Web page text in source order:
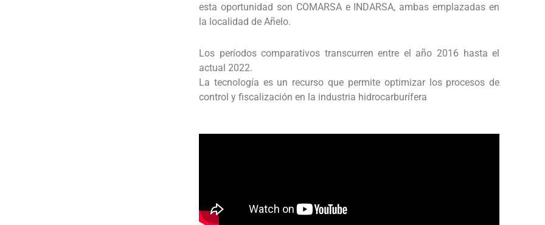
esta oportunidad son COMARSA e INDARSA, ambas emplazadas en
la localidad de Añelo.
Los períodos comparativos transcurren entre el año 2016 hasta el
actual 2022.
La tecnología es un recurso que permite optimizar los procesos de
control y fiscalización en la industria hidrocarburífera